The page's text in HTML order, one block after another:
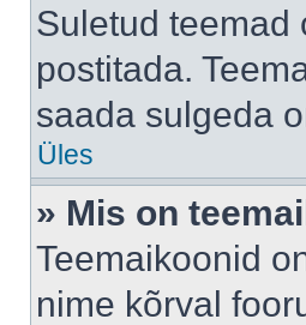
Suletud teemad
postitada.
saada sulgeda
Üles
» Mis on
Teemaikoonid
nime kõrval